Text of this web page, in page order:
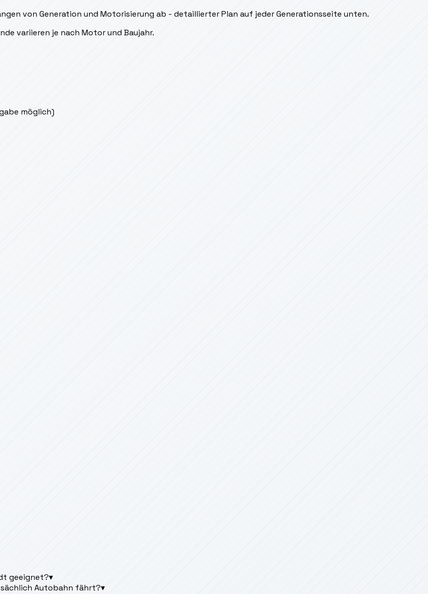
von Generation und Motorisierung ab - detaillierter Plan auf jeder Generationsseite unten.
variieren je nach Motor und Baujahr.
möglich)
geeignet?▾
Autobahn fährt?▾